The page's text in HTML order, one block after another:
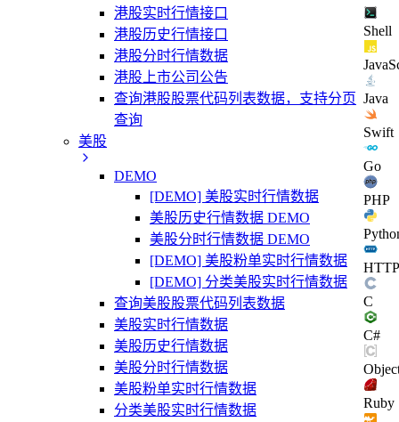
港股实时行情接口
港股历史行情接口
港股分时行情数据
港股上市公司公告
查询港股股票代码列表数据，支持分页
查询
美股
DEMO
[DEMO] 美股实时行情数据
美股历史行情数据 DEMO
美股分时行情数据 DEMO
[DEMO] 美股粉单实时行情数据
[DEMO] 分类美股实时行情数据
查询美股股票代码列表数据
美股实时行情数据
美股历史行情数据
美股分时行情数据
美股粉单实时行情数据
分类美股实时行情数据
Shell
Java
Swift
Go
PHP
HTTP
C
C#
Ruby